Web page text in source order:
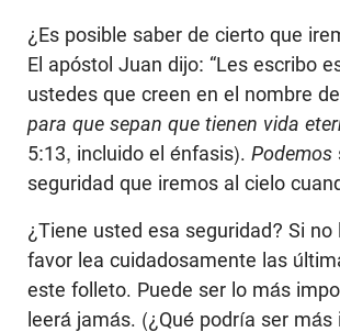
¿Es posible saber de cierto que
El apóstol Juan dijo: “Les escribo
ustedes que creen en el nombre
para que sepan que tienen vida
5:13, incluido el énfasis). Podemos
seguridad que iremos al cielo
¿Tiene usted esa seguridad? Si no
favor lea cuidadosamente las
este folleto. Puede ser lo más
leerá jamás. (¿Qué podría ser